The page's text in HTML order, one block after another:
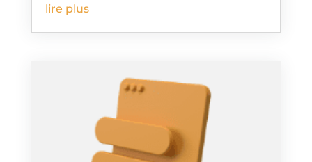
lire plus